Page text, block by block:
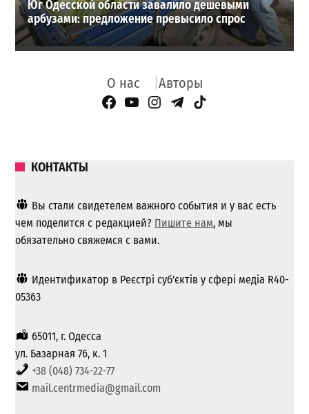
Юг Одесской области завалило дешевыми
арбузами: предложение превысило спрос
О нас Авторы
Facebook Page
YouTube
Instagram
Telegram
TikTok
КОНТАКТЫ
Вы стали свидетелем важного события и у вас есть
чем поделится с редакцией? Пишите нам, мы
обязательно свяжемся с вами.
Идентификатор в Реєстрі суб'єктів у сфері медіа R40-
05363
65011, г. Одесса
ул. Базарная 76, к. 1
+38 (048) 734-22-77
mail.centrmedia@gmail.com